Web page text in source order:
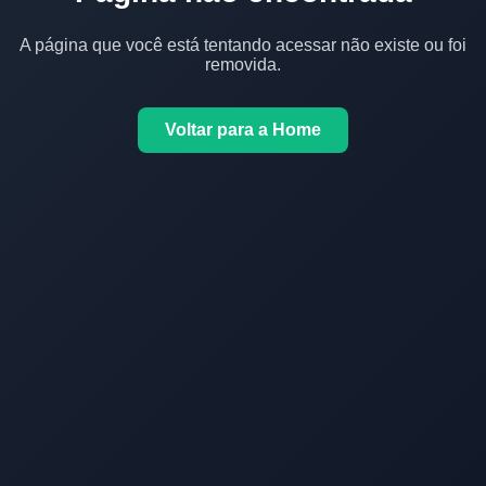
A página que você está tentando acessar não existe ou foi
removida.
Voltar para a Home